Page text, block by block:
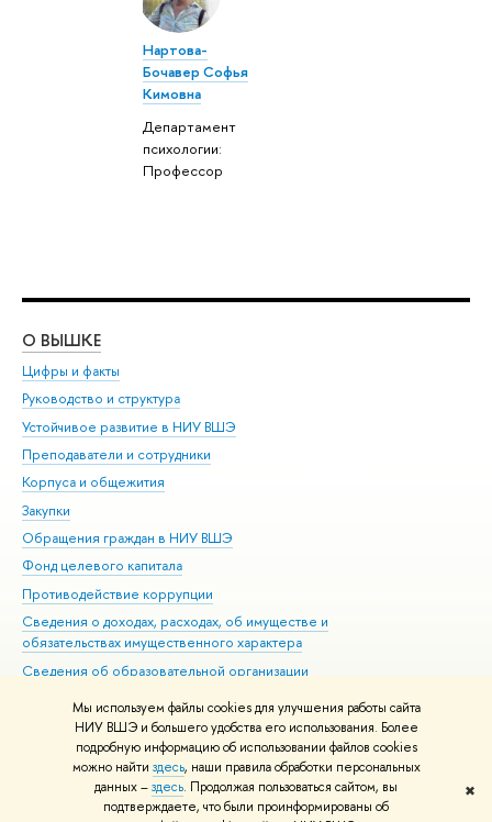
Мы используем файлы cookies для улучшения работы сайта
НИУ ВШЭ и большего удобства его использования. Более
подробную информацию об использовании файлов cookies
можно найти здесь, наши правила обработки персональных
данных –здесь. Продолжая пользоваться сайтом, вы
подтверждаете, что были проинформированы об
✖
Нартова-
Бочавер Софья
Кимовна
Департамент
психологии:
Профессор
О ВЫШКЕ
Цифры и факты
Руководство и структура
Устойчивое развитие в НИУ ВШЭ
Преподаватели и сотрудники
Корпуса и общежития
Закупки
Обращения граждан в НИУ ВШЭ
Фонд целевого капитала
Противодействие коррупции
Сведения о доходах, расходах, об имуществе и
обязательствах имущественного характера
Сведения об образовательной организации
Людям с ограниченными возможностями здоровья
Единая платежная страница
Работа в Вышке